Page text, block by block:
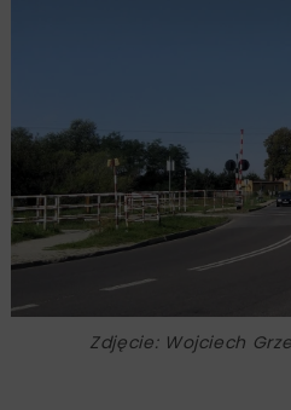
Zdjęcie: Wojciech